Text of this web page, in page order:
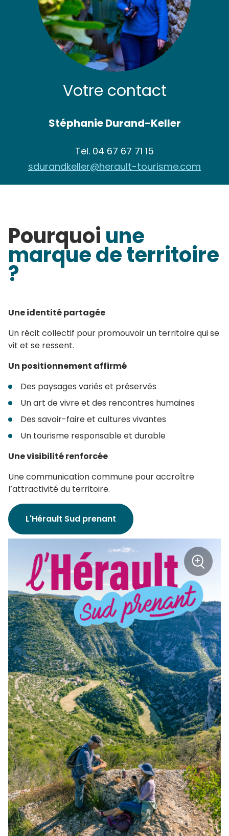
Votre contact
Stéphanie Durand-Keller
Tel. 04 67 67 71 15
sdurandkeller@herault-tourisme.com
Pourquoi une
marque de territoire
?
Une identité partagée
Un récit collectif pour promouvoir un territoire qui se
vit et se ressent.
Un positionnement affirmé
Des paysages variés et préservés
Un art de vivre et des rencontres humaines
Des savoir-faire et cultures vivantes
Un tourisme responsable et durable
Une visibilité renforcée
Une communication commune pour accroître
l’attractivité du territoire.
L'Hérault Sud prenant
Zoom
+